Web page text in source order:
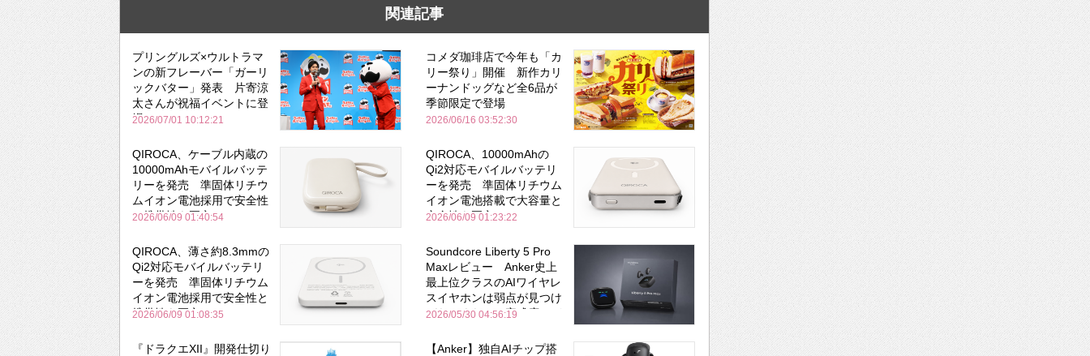
関連記事
プリングルズ×ウルトラマ
ンの新フレーバー「ガーリ
ックバター」発表 片寄涼
太さんが祝福イベントに登
場
2026/07/01 10:12:21
コメダ珈琲店で今年も「カ
リー祭り」開催 新作カリ
ーナンドッグなど全6品が
季節限定で登場
2026/06/16 03:52:30
QIROCA、ケーブル内蔵の
10000mAhモバイルバッテ
リーを発売 準固体リチウ
ムイオン電池採用で安全性
と携帯性を両立
2026/06/09 01:40:54
QIROCA、10000mAhの
Qi2対応モバイルバッテリ
ーを発売 準固体リチウム
イオン電池搭載で大容量と
安全性を両立
2026/06/09 01:23:22
QIROCA、薄さ約8.3mmの
Qi2対応モバイルバッテリ
ーを発売 準固体リチウム
イオン電池採用で安全性と
携帯性を両立
2026/06/09 01:08:35
Soundcore Liberty 5 Pro
Maxレビュー Anker史上
最上位クラスのAIワイヤレ
スイヤホンは弱点が見つけ
づらいくらいの完成度にび
Bose並み
2026/05/30 04:56:19
『ドラクエXII』開発仕切り
【Anker】独自AIチップ搭